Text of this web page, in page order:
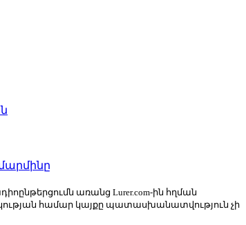
առանց Lurer.com-ին հղման
համար կայքը պատասխանատվություն չի